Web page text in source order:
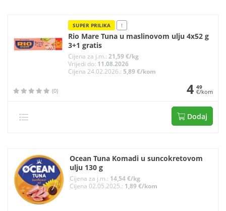
SUPER PRILIKA !
Rio Mare Tuna u maslinovom ulju 4x52 g
3+1 gratis
Cijena za j.m.: 21,59 €/kg
Vrijedi do: 11.08.2026
Cijena 24.02.2026.: 5,89 €/kom
(0) 4 49
€/kom
Dodaj
Ocean Tuna Komadi u suncokretovom
ulju 130 g
Cijena za j.m.: 14,54 €/kg
Cijena 02.05.2025.: 1,89 €/kom